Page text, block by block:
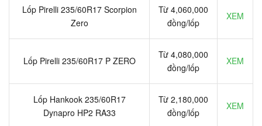
Lốp Pirelli 235/60R17 Scorpion
Zero
Từ 4,060,000
đồng/lốp
XEM
Lốp Pirelli 235/60R17 P ZERO
Từ 4,080,000
đồng/lốp
XEM
Lốp Hankook 235/60R17
Dynapro HP2 RA33
Từ 2,180,000
đồng/lốp
XEM